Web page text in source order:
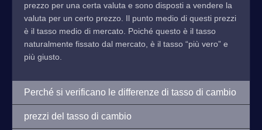
prezzo per una certa valuta e sono disposti a vendere la
valuta per un certo prezzo. Il punto medio di questi prezzi
è il tasso medio di mercato. Poiché questo è il tasso
naturalmente fissato dal mercato, è il tasso “più vero” e
più giusto.
Perché si verificano le differenze di tasso di cambio
prezzi del tasso di cambio